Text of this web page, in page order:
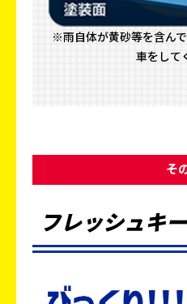
※雨自体が黄砂等を含ん
車をして
そ
フレッシュキ